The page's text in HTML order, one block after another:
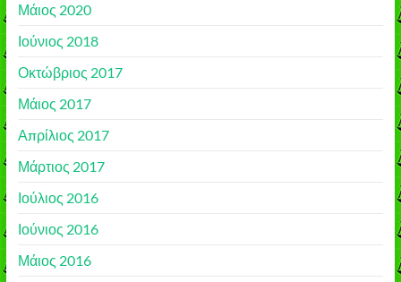
Μάιος 2020
Ιούνιος 2018
Οκτώβριος 2017
Μάιος 2017
Απρίλιος 2017
Μάρτιος 2017
Ιούλιος 2016
Ιούνιος 2016
Μάιος 2016